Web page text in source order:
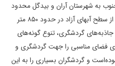
به شهرستان آران و بیدگل محدود
می‌شود. ارتفاع متوسط کویر مرنجاب از سطح آبهای آزاد در حدود ۸۵۰ متر
گردشگری، تنوع گونه‌های
فضای مناسبی را جهت گردشگری و
و گردشگران بسیاری را به این